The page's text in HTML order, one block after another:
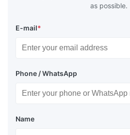
as possible.
E-mail*
Phone / WhatsApp
Name